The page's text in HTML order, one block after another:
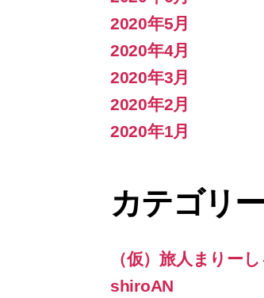
2020年5月
2020年4月
2020年3月
2020年2月
2020年1月
カテゴリ
（仮）旅人まりー
shiroAN